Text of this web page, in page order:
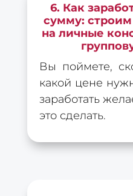
6. Как
сумму:
на личные
Вы поймете,
какой цене
заработать
это сделать.